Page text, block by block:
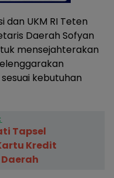
UKM RI Teten
Daerah Sofyan
mensejahterakan
kebutuhan
Tapsel
Kredit